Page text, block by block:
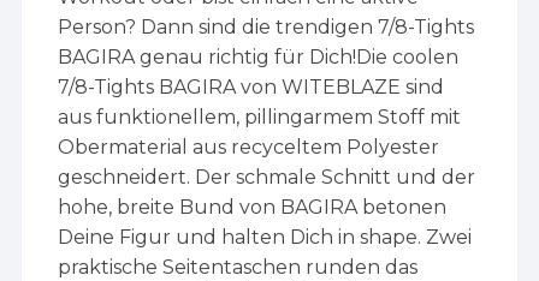
Person? Dann sind die trendigen 7/8-Tights
BAGIRA genau richtig für Dich!Die coolen
7/8-Tights BAGIRA von WITEBLAZE sind
aus funktionellem, pillingarmem Stoff mit
Obermaterial aus recyceltem Polyester
geschneidert. Der schmale Schnitt und der
hohe, breite Bund von BAGIRA betonen
Deine Figur und halten Dich in shape. Zwei
praktische Seitentaschen runden das